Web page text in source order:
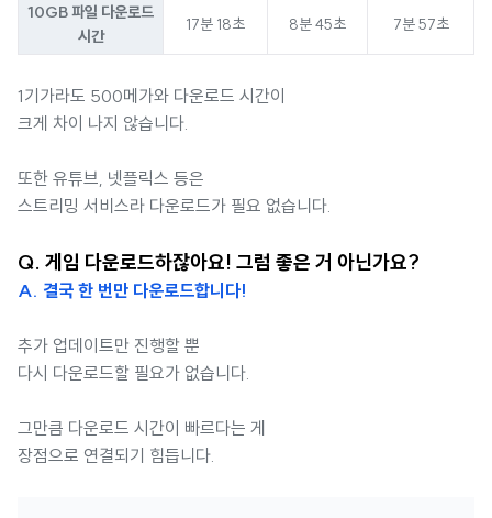
10GB 파일 다운로드
시간
17분 18초 8분 45초 7분 57초
1기가라도 500메가와 다운로드 시간이
크게 차이 나지 않습니다.
또한 유튜브, 넷플릭스 등은
스트리밍 서비스라 다운로드가 필요 없습니다.
Q. 게임 다운로드하잖아요! 그럼 좋은 거 아닌가요?
A. 결국 한 번만 다운로드합니다!
추가 업데이트만 진행할 뿐
다시 다운로드할 필요가 없습니다.
그만큼 다운로드 시간이 빠르다는 게
장점으로 연결되기 힘듭니다.